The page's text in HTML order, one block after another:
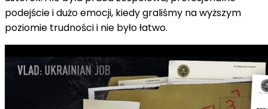
podejście i dużo emocji, kiedy graliśmy na wyższym
poziomie trudności i nie było łatwo.